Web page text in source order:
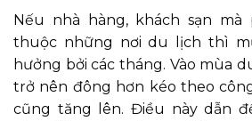
Nếu nhà hàng, khách sạn
thuộc những nơi du lịch thì
hưởng bởi các tháng. Vào mùa
trở nên đông hơn kéo theo
cũng tăng lên. Điều này dẫn